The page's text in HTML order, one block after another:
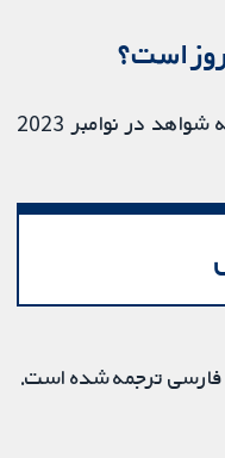
است؟
آخرین جست‌وجو را برای دستیابی به شواهد در نوامبر 2023
فارسی ترجمه شده است.